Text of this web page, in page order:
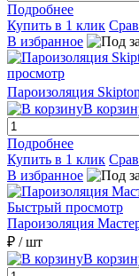
Подробнее
Купить в 1 клик
В избранное
просмотр
Пароизоляция
В
Подробнее
Купить в 1 клик
В избранное
Быстрый просмотр
Пароизоляция
₽ / шт
В